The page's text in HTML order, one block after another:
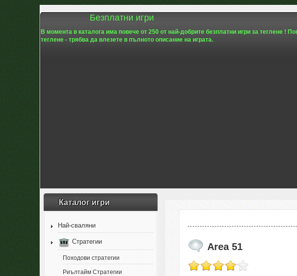
Безплатни игри
В момента в каталога има повече от 250 от най-добрите безплатни игри за теглене
теглене - трябва да влезете в пълното описание на играта.
Каталог игри
Най-сваляни
Стратегии
Походови стратегии
Риълтайм Стратегии
Area 51